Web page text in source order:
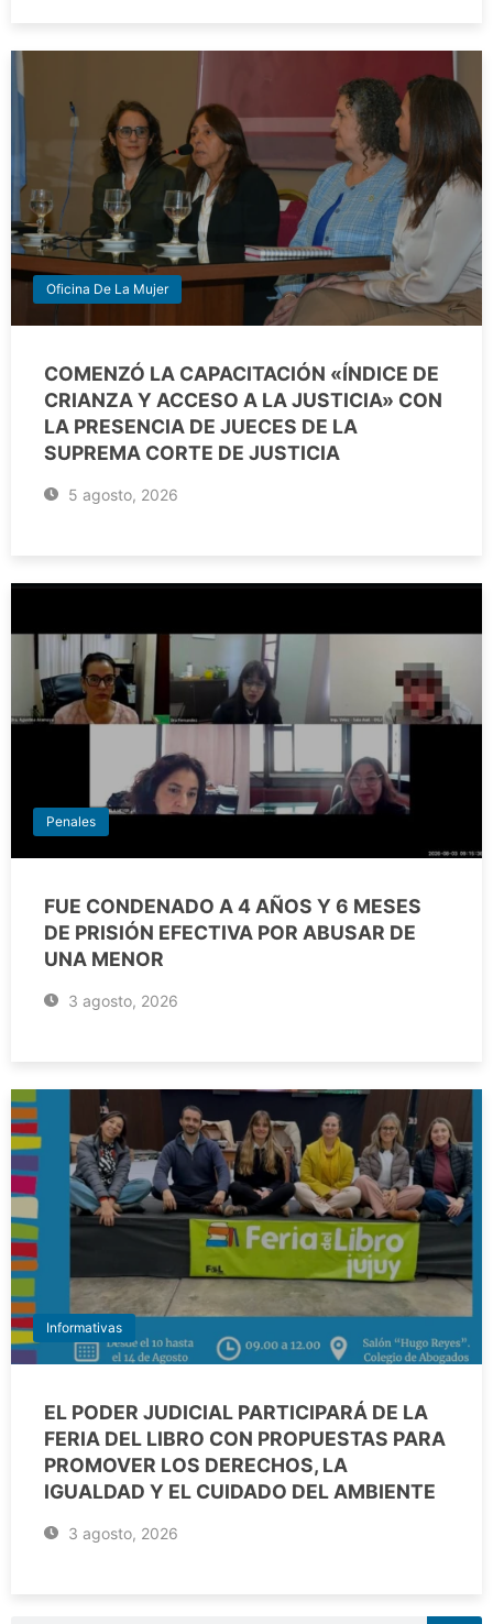
Oficina De La Mujer
COMENZÓ LA CAPACITACIÓN «ÍNDICE DE
CRIANZA Y ACCESO A LA JUSTICIA» CON
LA PRESENCIA DE JUECES DE LA
SUPREMA CORTE DE JUSTICIA
5 agosto, 2026
Penales
FUE CONDENADO A 4 AÑOS Y 6 MESES
DE PRISIÓN EFECTIVA POR ABUSAR DE
UNA MENOR
3 agosto, 2026
Informativas
EL PODER JUDICIAL PARTICIPARÁ DE LA
FERIA DEL LIBRO CON PROPUESTAS PARA
PROMOVER LOS DERECHOS, LA
IGUALDAD Y EL CUIDADO DEL AMBIENTE
3 agosto, 2026